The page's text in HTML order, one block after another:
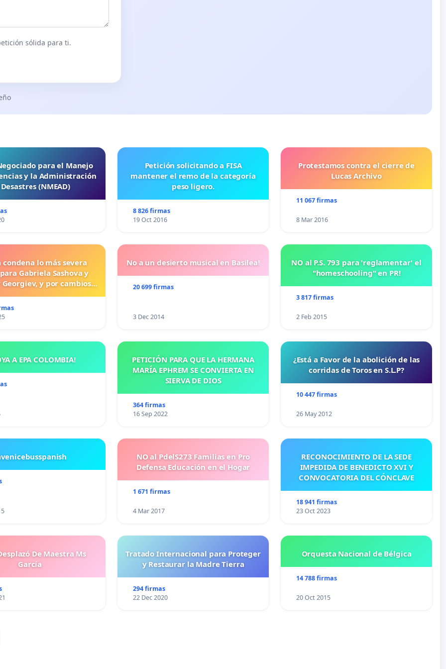
un grupos alzado en armas con objetivos políticos ni
la política de seguridad democrática como una política
que estamos recuperando y que por más de 60
militar o la rendición incondicional de las Farc y el ELN la
sino porque los combatió, y que hoy tienen plena
que se llama indagatoria, en la cual el representante del
los colombianos con los narcoterroristas de las Farc y el
sólida para ti.
para el Manejo
y la Administración
(NMEAD)
Petición solicitando a FISA
mantener el remo de la categoría
peso ligero.
8 826 firmas
19 Oct 2016
Protestamos contra el cierre de
Lucas Archivo
11 067 firmas
8 Mar 2016
condena lo más severa
Gabriela Sashova y
y por cambios
para los crímenes
contra los animales.
No a un desierto musical en Basilea!
20 699 firmas
3 Dec 2014
NO al P.S. 793 para 'reglamentar' el
"homeschooling" en PR!
3 817 firmas
2 Feb 2015
A EPA COLOMBIA!
PETICIÓN PARA QUE LA HERMANA
MARÍA EPHREM SE CONVIERTA EN
SIERVA DE DIOS
364 firmas
16 Sep 2022
¿Está a Favor de la abolición de las
corridas de Toros en S.L.P?
10 447 firmas
26 May 2012
NO al PdelS273 Familias en Pro
Defensa Educación en el Hogar
1 671 firmas
4 Mar 2017
RECONOCIMIENTO DE LA SEDE
IMPEDIDA DE BENEDICTO XVI Y
CONVOCATORIA DEL CÓNCLAVE
18 941 firmas
23 Oct 2023
De Maestra Ms
García
Tratado Internacional para Proteger
y Restaurar la Madre Tierra
294 firmas
22 Dec 2020
Orquesta Nacional de Bélgica
14 788 firmas
20 Oct 2015